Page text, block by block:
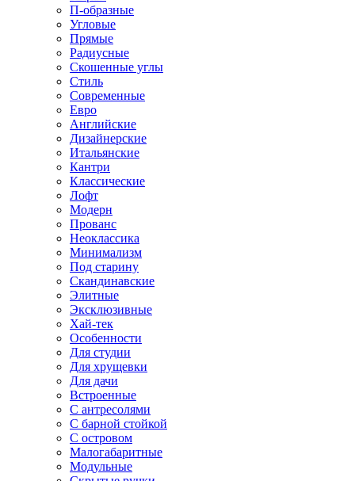
П-образные
Угловые
Прямые
Радиусные
Скошенные углы
Стиль
Современные
Евро
Английские
Дизайнерские
Итальянские
Кантри
Классические
Лофт
Модерн
Прованс
Неоклассика
Минимализм
Под старину
Скандинавские
Элитные
Эксклюзивные
Хай-тек
Особенности
Для студии
Для хрущевки
Для дачи
Встроенные
С антресолями
С барной стойкой
С островом
Малогабаритные
Модульные